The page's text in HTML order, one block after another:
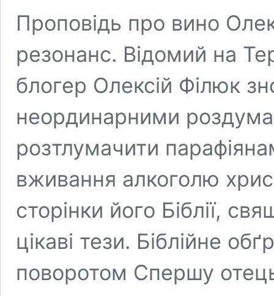
Проповідь про вино
резонанс. Відомий на
блогер Олексій Філюк
неординарними
розтлумачити
вживання алкоголю
сторінки його Біблії,
цікаві тези. Біблійне
поворотом Спершу